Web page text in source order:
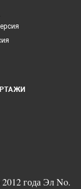
года Эл No.